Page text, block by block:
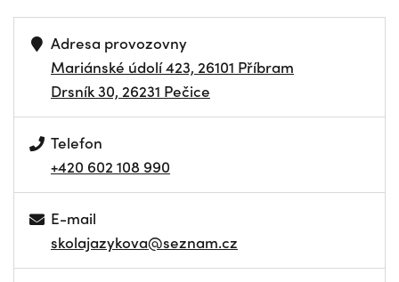
Adresa provozovny
Mariánské údolí 423, 26101 Příbram
Drsník 30, 26231 Pečice
Telefon
+420 602 108 990
E-mail
skolajazykova@seznam.cz